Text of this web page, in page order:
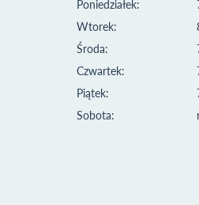
Poniedziałek:
Wtorek:
Środa:
Czwartek:
Piątek:
Sobota: